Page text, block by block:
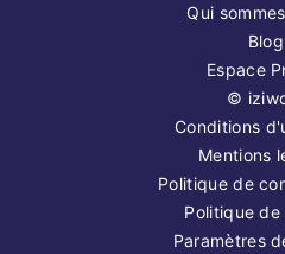
Qui
Blog
Espace
©
Conditions
Mentions
Politique de
Politique de
Paramètres